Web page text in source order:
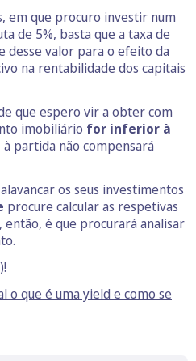
em que procuro investir num
de 5%, basta que a taxa de
desse valor para o efeito da
na rentabilidade dos capitais
que espero vir a obter com
imobiliário for inferior à
à partida não compensará
os seus investimentos
procure calcular as respetivas
então, é que procurará analisar
o que é uma yield e como se